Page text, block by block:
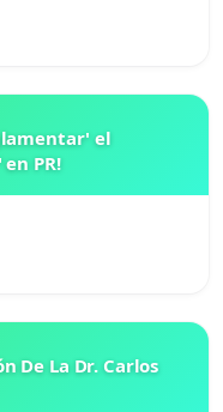
el
PR!
De La Dr. Carlos